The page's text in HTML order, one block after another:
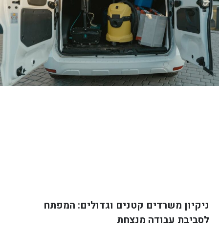
ניקיון משרדים קטנים וגדולים: המפתח
לסביבת עבודה מנצחת